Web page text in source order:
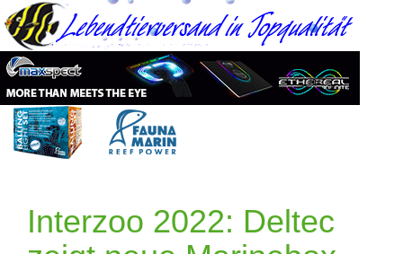
Interzoo 2022: Deltec